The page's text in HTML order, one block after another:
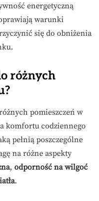
energetyczną
warunki
się do obniżenia
różnych
pomieszczeń w
komfortu codziennego
pełnią poszczególne
na różne aspekty
, odporność na wilgoć
.